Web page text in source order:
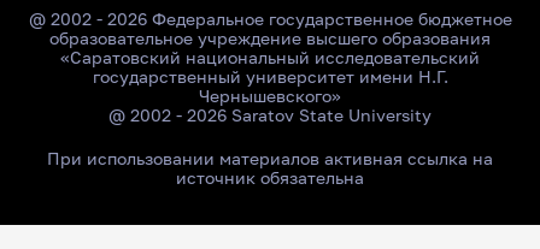
@ 2002 - 2026 Федеральное государственное бюджетное
образовательное учреждение высшего образования
«Саратовский национальный исследовательский
государственный университет имени Н.Г.
Чернышевского»
@ 2002 - 2026 Saratov State University
При использовании материалов активная ссылка на
источник обязательна